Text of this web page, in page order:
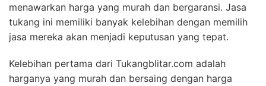
menawarkan harga yang murah dan bergaransi. Jasa
tukang ini memiliki banyak kelebihan dengan memilih
jasa mereka akan menjadi keputusan yang tepat.
Kelebihan pertama dari Tukangblitar.com adalah
harganya yang murah dan bersaing dengan harga